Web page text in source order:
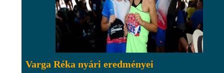
Varga Réka nyári eredményei